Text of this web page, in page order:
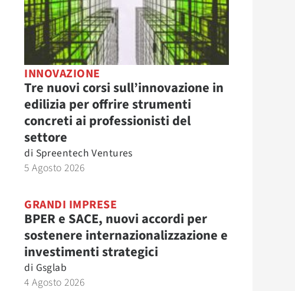
INNOVAZIONE
Tre nuovi corsi sull’innovazione in
edilizia per offrire strumenti
concreti ai professionisti del
settore
di Spreentech Ventures
5 Agosto 2026
GRANDI IMPRESE
BPER e SACE, nuovi accordi per
sostenere internazionalizzazione e
investimenti strategici
di Gsglab
4 Agosto 2026